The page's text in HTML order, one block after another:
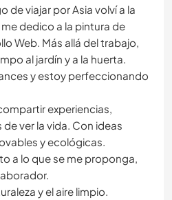
de viajar por Asia volví a la
dedico a la pintura de
Web. Más allá del trabajo,
al jardín y a la huerta.
y estoy perfeccionando
experiencias,
ver la vida. Con ideas
y ecológicas.
a lo que se me proponga,
y el aire limpio.